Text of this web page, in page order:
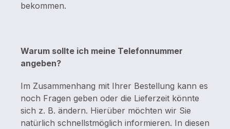
bekommen.
Warum sollte ich meine Telefonnummer
angeben?
Im Zusammenhang mit Ihrer Bestellung kann es
noch Fragen geben oder die Lieferzeit könnte
sich z. B. ändern. Hierüber möchten wir Sie
natürlich schnellstmöglich informieren. In diesen